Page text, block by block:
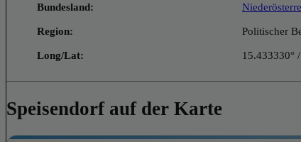
Bundesland:
Region: Politischer
Long/Lat: 15.433330°
Speisendorf auf der Karte